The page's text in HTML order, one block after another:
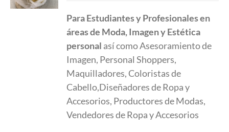
Para Estudiantes y Profesionales en
áreas de Moda, Imagen y Estética
personal así como Asesoramiento de
Imagen, Personal Shoppers,
Maquilladores, Coloristas de
Cabello,Diseñadores de Ropa y
Accesorios, Productores de Modas,
Vendedores de Ropa y Accesorios